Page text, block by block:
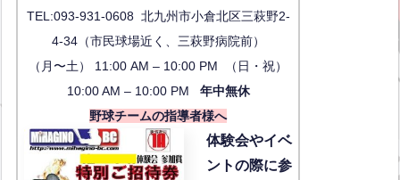
TEL:093-931-0608 北九州市小倉北区三萩野2-
4-34（市民球場近く、三萩野病院前）
（月〜土） 11:00 AM – 10:00 PM （日・祝）
10:00 AM – 10:00 PM 年中無休
野球チームの指導者様へ
体験会やイベ
ントの際に参